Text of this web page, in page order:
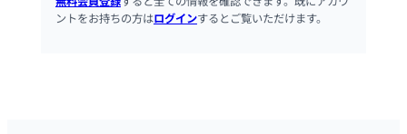
ントをお持ちの方はログインするとご覧いただけます。